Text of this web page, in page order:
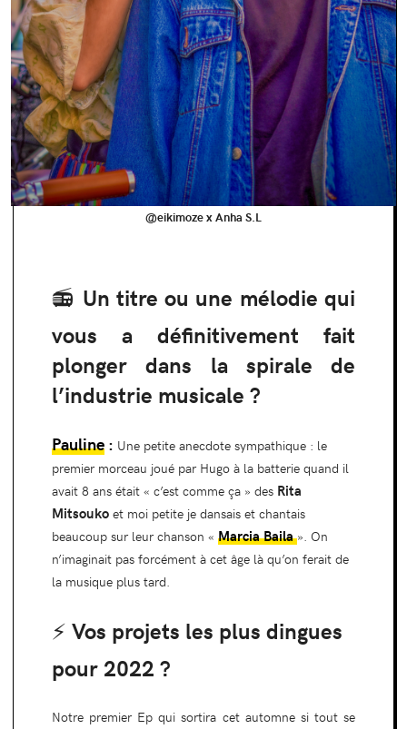
@eikimoze x Anha S.L
📻 Un titre ou une mélodie qui
vous a définitivement fait
plonger dans la spirale de
l’industrie musicale ?
Pauline : Une petite anecdote sympathique : le
premier morceau joué par Hugo à la batterie quand il
avait 8 ans était « c’est comme ça » des Rita
Mitsouko et moi petite je dansais et chantais
beaucoup sur leur chanson « Marcia Baila». On
n’imaginait pas forcément à cet âge là qu’on ferait de
la musique plus tard.
⚡️ Vos projets les plus dingues
pour 2022 ?
Notre premier Ep qui sortira cet automne si tout se